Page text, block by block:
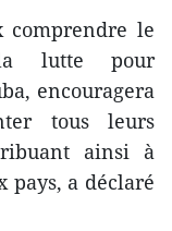
comprendre le
lutte pour
encouragera
tous leurs
ainsi à
a déclaré